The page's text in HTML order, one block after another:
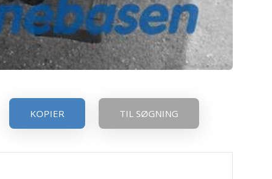
KOPIER
TIL SØGNING